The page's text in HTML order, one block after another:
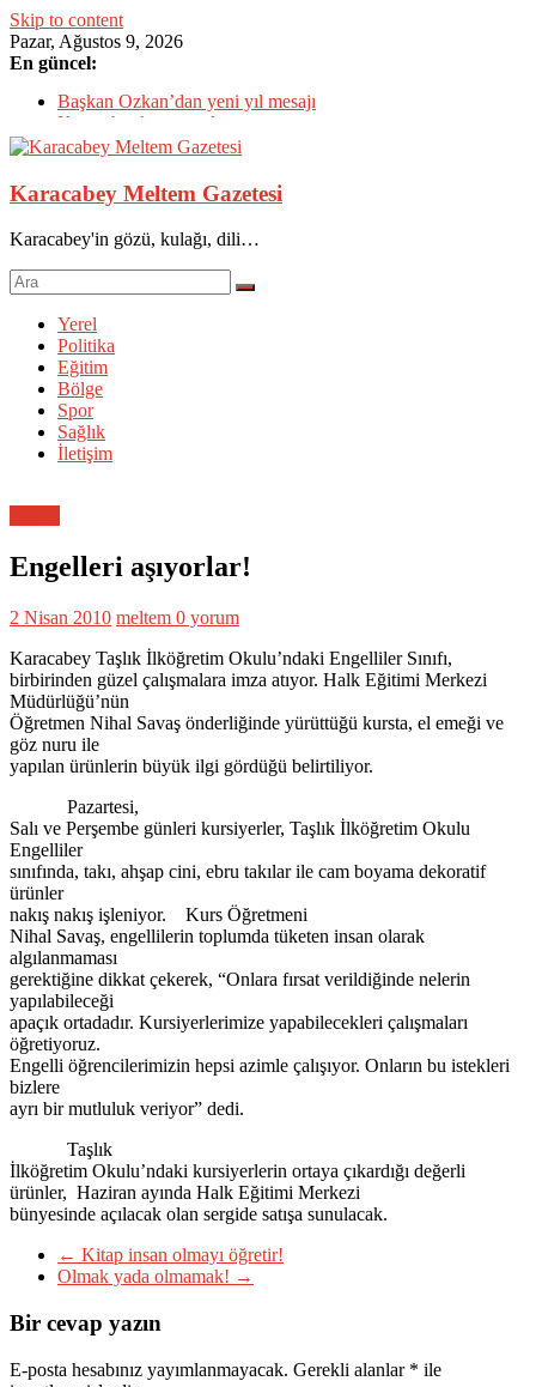
Skip to content
Pazar, Ağustos 9, 2026
En güncel:
Başkan Özkan’dan yeni yıl mesajı
Karacabey’in çehresi yatırımlarla değişiyor
Olacak
Karacabey Meltem Gazetesi
Karacabey'in gözü, kulağı, dili…
Yerel
Politika
Eğitim
Bölge
Spor
Sağlık
İletişim
Engelleri aşıyorlar!
2 Nisan 2010 meltem 0 yorum
Karacabey Taşlık İlköğretim Okulu’ndaki Engelliler Sınıfı,
birbirinden güzel çalışmalara imza atıyor. Halk Eğitimi Merkezi
Müdürlüğü’nün
Öğretmen Nihal Savaş önderliğinde yürüttüğü kursta, el emeği ve
göz nuru ile
yapılan ürünlerin büyük ilgi gördüğü belirtiliyor.
Pazartesi,
Salı ve Perşembe günleri kursiyerler, Taşlık İlköğretim Okulu
Engelliler
sınıfında, takı, ahşap cini, ebru takılar ile cam boyama dekoratif
ürünler
nakış nakış işleniyor. Kurs Öğretmeni
Nihal Savaş, engellilerin toplumda tüketen insan olarak
algılanmaması
gerektiğine dikkat çekerek, “Onlara fırsat verildiğinde nelerin
yapılabileceği
apaçık ortadadır. Kursiyerlerimize yapabilecekleri çalışmaları
öğretiyoruz.
Engelli öğrencilerimizin hepsi azimle çalışıyor. Onların bu istekleri
bizlere
ayrı bir mutluluk veriyor” dedi.
Taşlık
İlköğretim Okulu’ndaki kursiyerlerin ortaya çıkardığı değerli
ürünler, Haziran ayında Halk Eğitimi Merkezi
bünyesinde açılacak olan sergide satışa sunulacak.
← Kitap insan olmayı öğretir!
Olmak yada olmamak! →
Bir cevap yazın
E-posta hesabınız yayımlanmayacak. Gerekli alanlar * ile